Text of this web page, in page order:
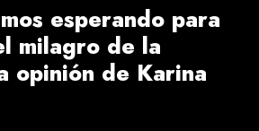
esperando para
milagro de la
opinión de Karina